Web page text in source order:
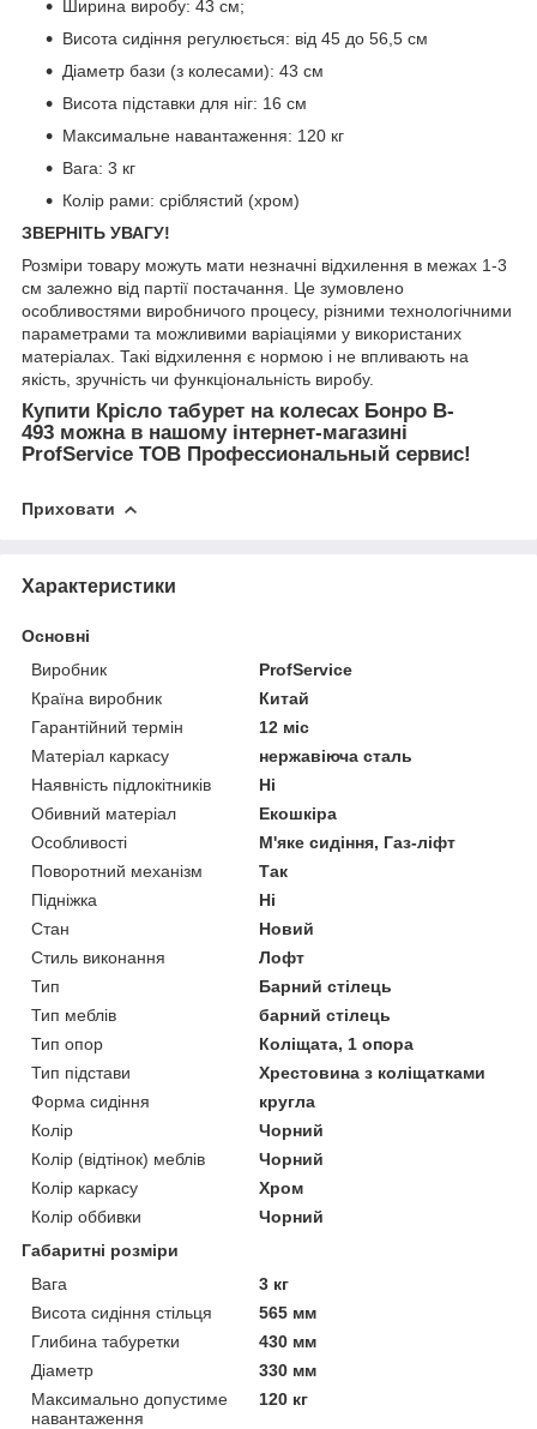
Ширина виробу: 43 см;
Висота сидіння регулюється: від 45 до 56,5 см
Діаметр бази (з колесами): 43 см
Висота підставки для ніг: 16 см
Максимальне навантаження: 120 кг
Вага: 3 кг
Колір рами: сріблястий (хром)
ЗВЕРНІТЬ УВАГУ!
Розміри товару можуть мати незначні відхилення в межах 1-3
см залежно від партії постачання. Це зумовлено
особливостями виробничого процесу, різними технологічними
параметрами та можливими варіаціями у використаних
матеріалах. Такі відхилення є нормою і не впливають на
якість, зручність чи функціональність виробу.
Купити Крісло табурет на колесах Бонро B-
493 можна в нашому інтернет-магазині
ProfService ТОВ Профессиональный сервис!
Приховати
Характеристики
Основні
Виробник
ProfService
Країна виробник
Китай
Гарантійний термін
12 міс
Матеріал каркасу
нержавіюча сталь
Наявність підлокітників
Ні
Обивний матеріал
Екошкіра
Особливості
М'яке сидіння, Газ-ліфт
Поворотний механізм
Так
Підніжка
Ні
Стан
Новий
Стиль виконання
Лофт
Тип
Барний стілець
Тип меблів
барний стілець
Тип опор
Коліщата, 1 опора
Тип підстави
Хрестовина з коліщатками
Форма сидіння
кругла
Колір
Чорний
Колір (відтінок) меблів
Чорний
Колір каркасу
Хром
Колір оббивки
Чорний
Габаритні розміри
Вага
3 кг
Висота сидіння стільця
565 мм
Глибина табуретки
430 мм
Діаметр
330 мм
Максимально допустиме
навантаження
120 кг